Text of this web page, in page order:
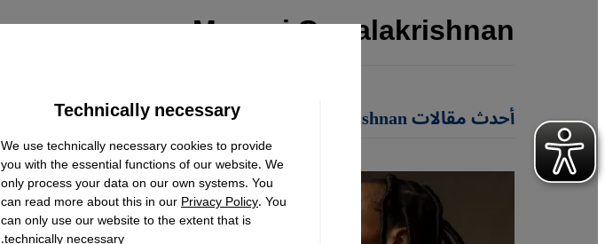
Manasi Gopalakrishnan
أحدث مقالات Manasi Gopalakrishnan Technically necessary
We use technically necessary cookies to provide
you with the essential functions of our website. We
only process your data on our own systems. You
can read more about this in ourPrivacy Policy. You
can only use our website to the extent that is